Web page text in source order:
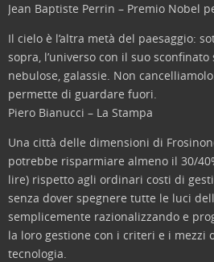
Jean Baptiste Perrin – Premio Nobel
Il cielo è l’altra metà del paesaggio:
sopra, l’universo con il suo
nebulose, galassie. Non
permette di guardare fuori.
Piero Bianucci – La Stampa
Una città delle dimensioni di
potrebbe risparmiare almeno il 30/
lire) rispetto agli ordinari costi di
senza dover spegnere tutte le luci
semplicemente razionalizzando e
la loro gestione con i criteri e i mezzi
tecnologia.